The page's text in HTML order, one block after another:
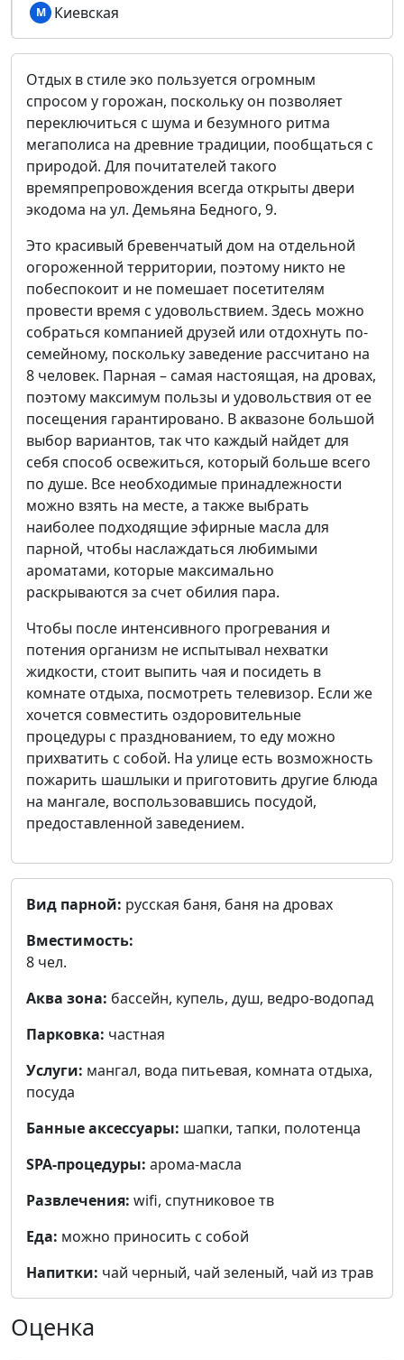
М Киевская
Отдых в стиле эко пользуется огромным
спросом у горожан, поскольку он позволяет
переключиться с шума и безумного ритма
мегаполиса на древние традиции, пообщаться с
природой. Для почитателей такого
времяпрепровождения всегда открыты двери
экодома на ул. Демьяна Бедного, 9.
Это красивый бревенчатый дом на отдельной
огороженной территории, поэтому никто не
побеспокоит и не помешает посетителям
провести время с удовольствием. Здесь можно
собраться компанией друзей или отдохнуть по-
семейному, поскольку заведение рассчитано на
8 человек. Парная – самая настоящая, на дровах,
поэтому максимум пользы и удовольствия от ее
посещения гарантировано. В аквазоне большой
выбор вариантов, так что каждый найдет для
себя способ освежиться, который больше всего
по душе. Все необходимые принадлежности
можно взять на месте, а также выбрать
наиболее подходящие эфирные масла для
парной, чтобы наслаждаться любимыми
ароматами, которые максимально
раскрываются за счет обилия пара.
Чтобы после интенсивного прогревания и
потения организм не испытывал нехватки
жидкости, стоит выпить чая и посидеть в
комнате отдыха, посмотреть телевизор. Если же
хочется совместить оздоровительные
процедуры с празднованием, то еду можно
прихватить с собой. На улице есть возможность
пожарить шашлыки и приготовить другие блюда
на мангале, воспользовавшись посудой,
предоставленной заведением.
Вид парной: русская баня, баня на дровах
Вместимость:
8 чел.
Аква зона: бассейн, купель, душ, ведро-водопад
Парковка: частная
Услуги: мангал, вода питьевая, комната отдыха,
посуда
Банные аксессуары: шапки, тапки, полотенца
SPA-процедуры: арома-масла
Развлечения: wifi, cпутниковое тв
Еда: можно приносить с собой
Напитки: чай черный, чай зеленый, чай из трав
Оценка